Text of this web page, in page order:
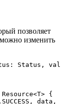
позволяет
изменить
Status, val
Resource<T> {